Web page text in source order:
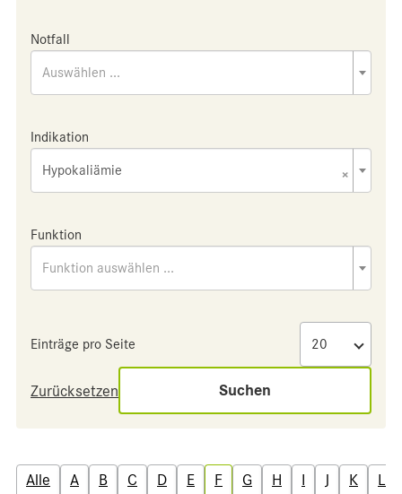
Notfall
Auswählen ...
Indikation
×
Hypokaliämie
Funktion
Funktion auswählen ...
Einträge pro Seite
Zurücksetzen Suchen
Alle A B C D E F G H I J K L